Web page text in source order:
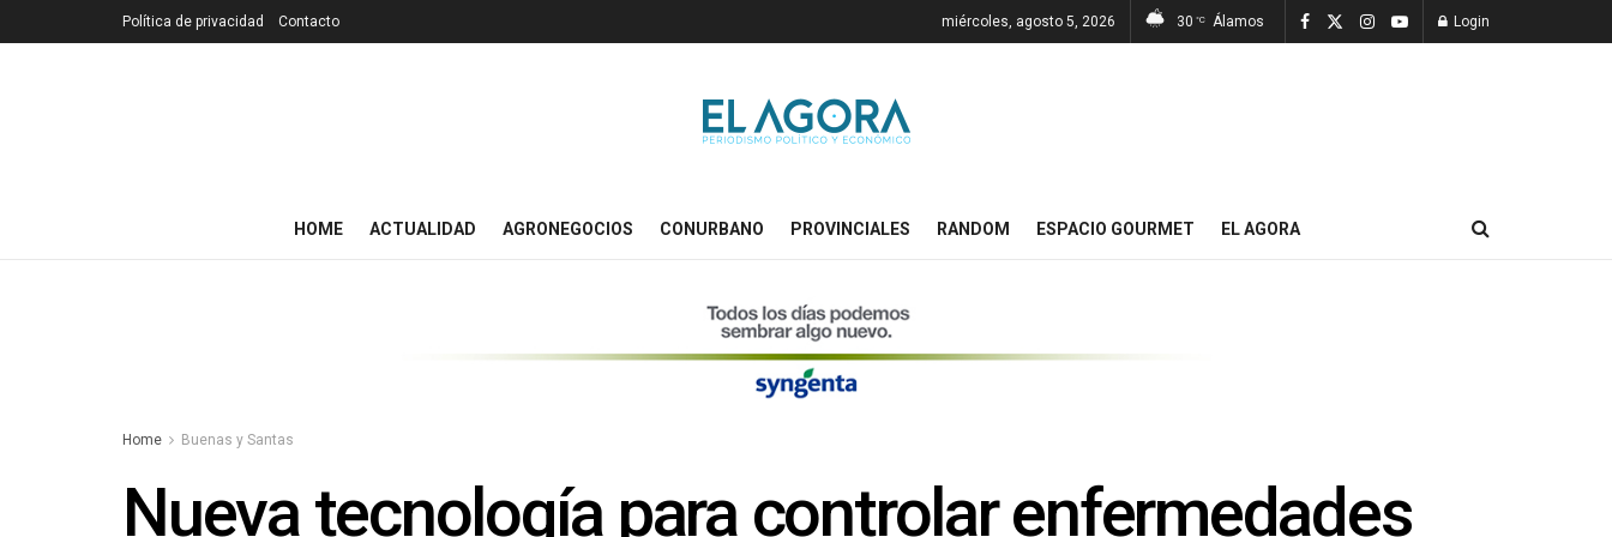
Política de privacidad Contacto miércoles, agosto 5, 2026 30 °C Álamos Login
HOME ACTUALIDAD AGRONEGOCIOS CONURBANO PROVINCIALES RANDOM ESPACIO GOURMET EL AGORA
Home Buenas y Santas
Nueva tecnología para controlar enfermedades